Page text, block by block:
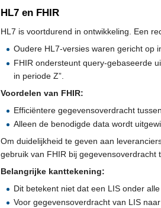
HL7 en FHIR
HL7 is voortdurend in ontwikkeling. Een
Oudere HL7-versies waren gericht op
FHIR ondersteunt query-gebaseerde
in periode Z”.
Voordelen van FHIR:
Efficiëntere gegevensoverdracht
Alleen de benodigde data wordt
Om duidelijkheid te geven aan
gebruik van FHIR bij gegevensoverdracht
Belangrijke kanttekening:
Dit betekent niet dat een LIS onder
Voor gegevensoverdracht van LIS